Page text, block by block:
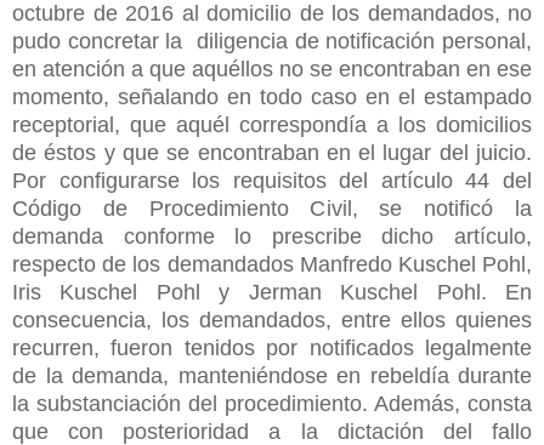
octubre de 2016 al domicilio de los demandados, no
pudo concretar la diligencia de notificación personal,
en atención a que aquéllos no se encontraban en ese
momento, señalando en todo caso en el estampado
receptorial, que aquél correspondía a los domicilios
de éstos y que se encontraban en el lugar del juicio.
Por configurarse los requisitos del artículo 44 del
Código de Procedimiento Civil, se notificó la
demanda conforme lo prescribe dicho artículo,
respecto de los demandados Manfredo Kuschel Pohl,
Iris Kuschel Pohl y Jerman Kuschel Pohl. En
consecuencia, los demandados, entre ellos quienes
recurren, fueron tenidos por notificados legalmente
de la demanda, manteniéndose en rebeldía durante
la substanciación del procedimiento. Además, consta
que con posterioridad a la dictación del fallo